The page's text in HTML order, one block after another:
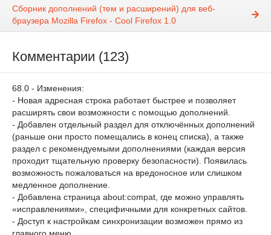
Cборник дополнений (тем и расширений) для веб-
браузера Mozilla Firefox - Cool Firefox 1.0
Комментарии (123)
68.0 - Изменения:
- Новая адресная строка работает быстрее и позволяет
расширять свои возможности с помощью дополнений.
- Добавлен отдельный раздел для отключённых дополнений
(раньше они просто помещались в конец списка), а также
раздел с рекомендуемыми дополнениями (каждая версия
проходит тщательную проверку безопасности). Появилась
возможность пожаловаться на вредоносное или слишком
медленное дополнение.
- Добавлена страница about:compat, где можно управлять
«исправлениями», специфичными для конкретных сайтов.
- Доступ к настройкам синхронизации возможен прямо из